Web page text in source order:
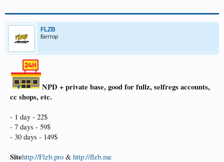
FLZB
Беттор
NPD + private base, good for fullz, selfregs accounts,
cc shops, etc.
- 1 day - 22$
- 7 days - 59$
- 30 days - 149$
Sitehttp://Flzb.pro & http://flzb.me